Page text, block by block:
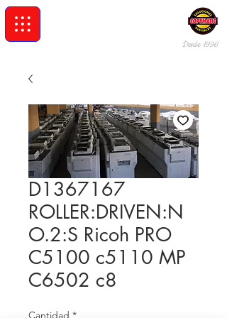
Desde 1996
D1367167
ROLLER:DRIVEN:N
O.2:S Ricoh PRO
C5100 c5110 MP
C6502 c8
Cantidad *